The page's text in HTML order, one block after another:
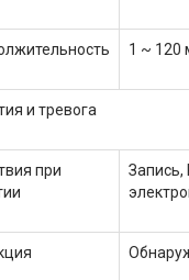
1 ~ 120
и тревога
при
Запись,